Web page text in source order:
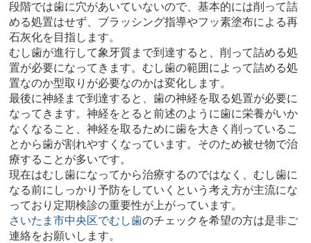
段階では歯に穴があいていないので、基本的には削って詰
める処置はせず、ブラッシング指導やフッ素塗布による再
石灰化を目指します。
むし歯が進行して象牙質まで到達すると、削って詰める処
置が必要になってきます。むし歯の範囲によって詰める処
置なのか型取りが必要なのかは変化します。
最後に神経まで到達すると、歯の神経を取る処置が必要に
なってきます。神経をとると前述のように歯に栄養がいか
なくなること、神経を取るために歯を大きく削っているこ
とから歯が割れやすくなっています。そのため被せ物で治
療することが多いです。
現在はむし歯になってから治療するのではなく、むし歯に
なる前にしっかり予防をしていくという考え方が主流にな
っており定期検診の重要性が上がっています。
さいたま市中央区でむし歯のチェックを希望の方は是非ご
連絡をお願いします。